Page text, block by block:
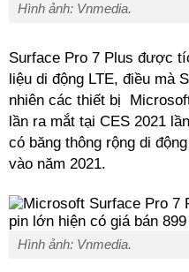
Hình ảnh: Vnmedia.
Surface Pro 7 Plus được
liệu di động LTE, điều mà
nhiên các thiết bị
lần ra mắt tại CES 2021
có băng thông rộng di
vào năm 2021.
Hình ảnh: Vnmedia.